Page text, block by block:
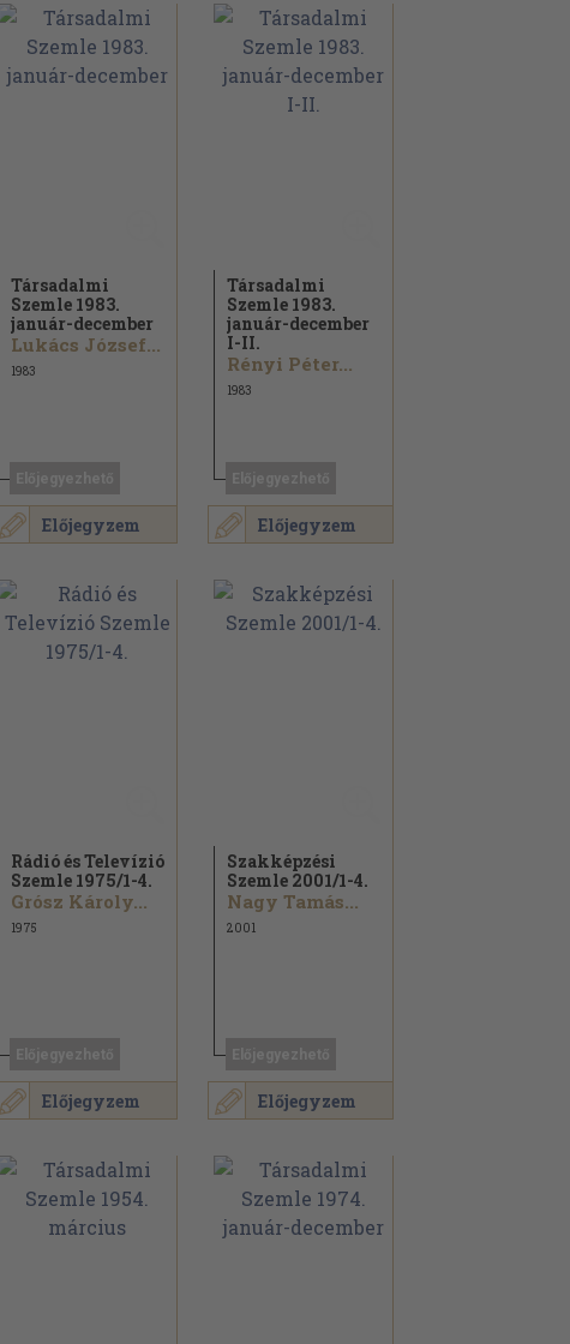
Előjegyzem
Társadalmi
Szemle 1983.
január-december
Lukács József...
1983
Előjegyzem
Társadalmi
Szemle 1983.
január-december
I-II.
Rényi Péter...
1983
Előjegyzem
Rádió és Televízió
Szemle 1975/1-4.
Grósz Károly...
1975
Előjegyzem
Szakképzési
Szemle 2001/1-4.
Nagy Tamás...
2001